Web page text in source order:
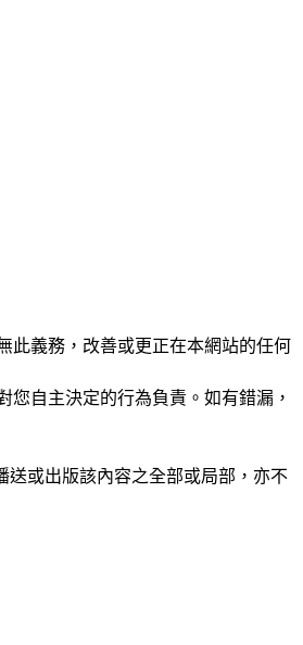
此義務，改善或更正在本網站的任何
自主決定的行為負責。如有錯漏，
送或出版該內容之全部或局部，亦不